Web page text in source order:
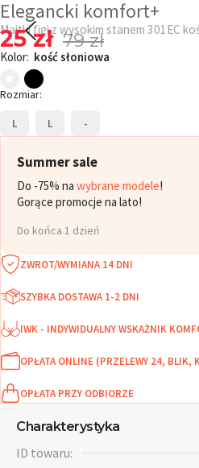
Elegancki komfort+
Majtki figi z wysokim stanem 301EC
25 zł 79 zł
Kolor: kość słoniowa
Rozmiar:
L L -
Summer sale
Do -75% na wybrane modele!
Gorące promocje na lato!
Do końca 1 dzień
ZWROT/WYMIANA 14 DNI
SZYBKA DOSTAWA 1-2 DNI
IWK - INDYWIDUALNY WSKAŻNIK
OPŁATA ONLINE (PRZELEWY 24, BLIK,
OPŁATA PRZY ODBIORZE
Charakterystyka
ID towaru: